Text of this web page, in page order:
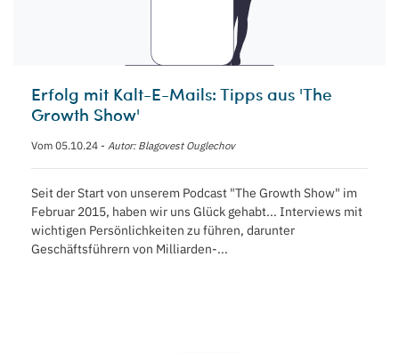
Erfolg mit Kalt-E-Mails: Tipps aus 'The
Growth Show'
Vom 05.10.24 - Autor: Blagovest Ouglechov
Seit der Start von unserem Podcast "The Growth Show" im
Februar 2015, haben wir uns Glück gehabt... Interviews mit
wichtigen Persönlichkeiten zu führen, darunter
Geschäftsführern von Milliarden-...